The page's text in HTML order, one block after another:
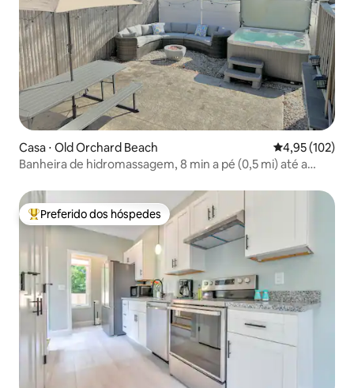
Casa ⋅ Old Orchard Beach 4,95 de uma
4,95 (102)
Banheira de hidromassagem, 8 min a pé (0,5 mi) até a
Entre os melhores preferidos dos hóspedes
Preferido dos hóspedes